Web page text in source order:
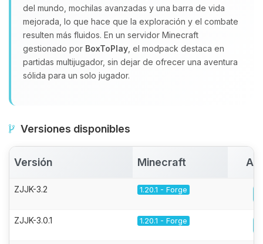
del mundo, mochilas avanzadas y una barra de vida
mejorada, lo que hace que la exploración y el combate
resulten más fluidos. En un servidor Minecraft
gestionado por BoxToPlay , el modpack destaca en
partidas multijugador, sin dejar de ofrecer una aventura
sólida para un solo jugador.
Versiones disponibles
Versión Minecraft
ZJJK-3.2 1.20.1 - Forge
ZJJK-3.0.1 1.20.1 - Forge